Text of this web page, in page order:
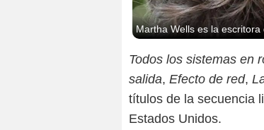
Martha Wells es la
Todos los sistemas en
salida, Efecto de red,
títulos de la secuencia
Estados Unidos.